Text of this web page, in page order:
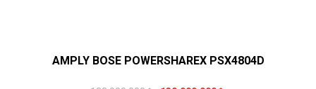
AMPLY BOSE POWERSHAREX PSX4804D